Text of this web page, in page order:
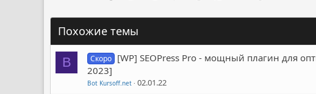
Похожие темы
B Скоро [WP] SEOPress Pro - мощный плагин для
2023]
Bot Kursoff.net 02.01.22